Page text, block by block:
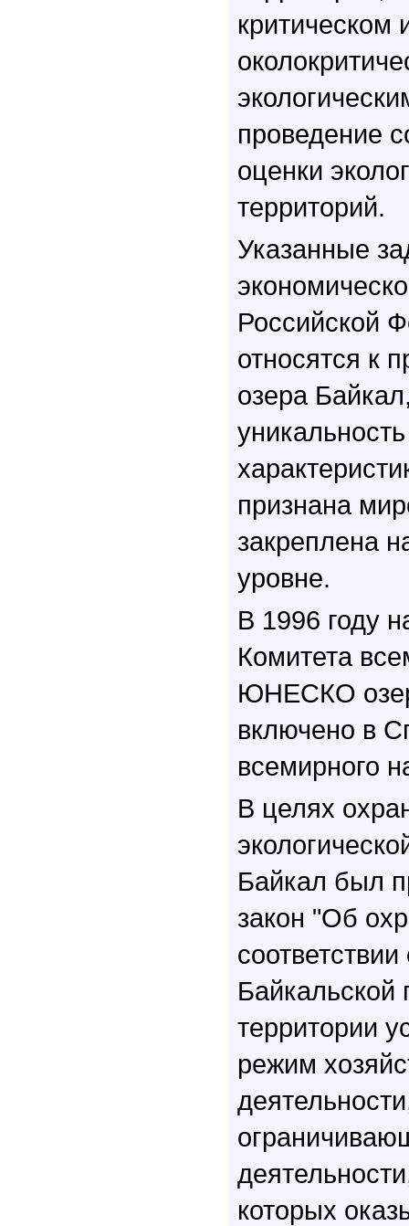
критическом
проведение
оценки
территорий.
Указанные
Российской
относятся к
озера
признана
закреплена
уровне.
В 1996 году
Комитета
ЮНЕСКО
включено в
всемирного
В целях
Байкал был
закон "Об
Байкальской
территории
режим
которых